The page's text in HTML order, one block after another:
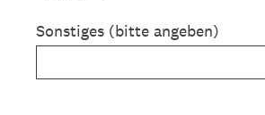
Sonstiges (bitte angeben)